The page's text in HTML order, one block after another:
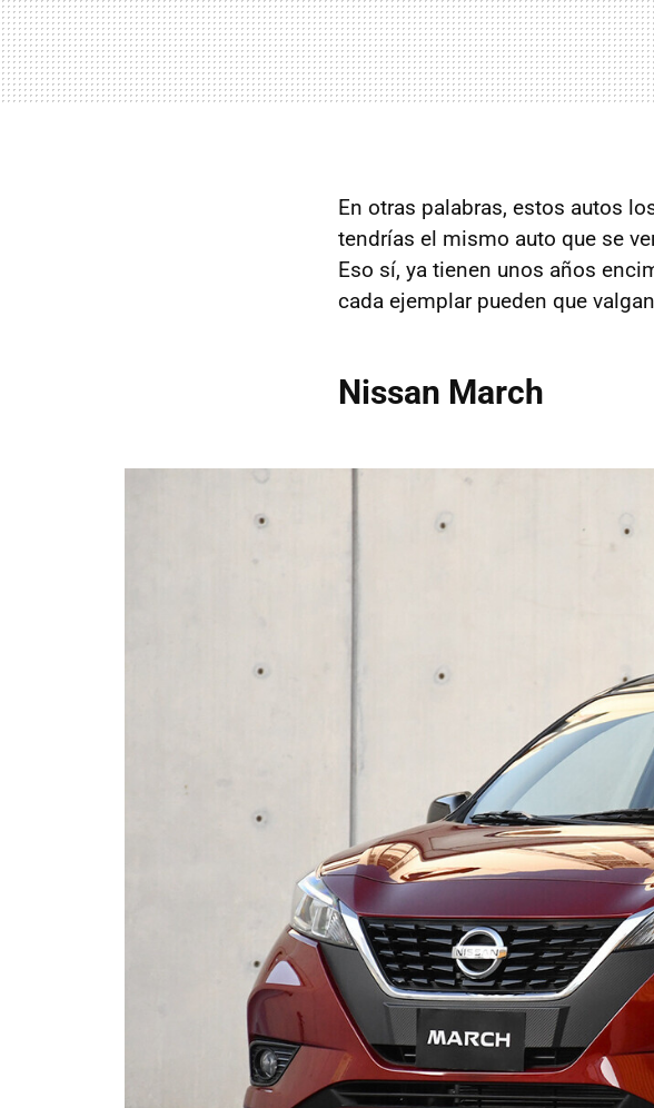
En otras palabras, estos autos
tendrías el mismo auto que se
Eso sí, ya tienen unos años
cada ejemplar pueden que
Nissan March